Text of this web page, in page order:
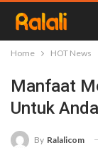
Home HOT News
Manfaat
Untuk Anda
By Ralalicom